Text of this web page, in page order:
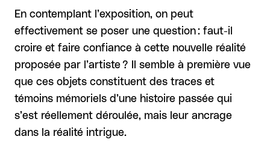
En contemplant l’exposition, on peut
effectivement se poser une question : faut-il
croire et faire confiance à cette nouvelle réalité
proposée par l’artiste ? Il semble à première vue
que ces objets constituent des traces et
témoins mémoriels d’une histoire passée qui
s’est réellement déroulée, mais leur ancrage
dans la réalité intrigue.